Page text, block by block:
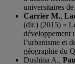
universitaires
Carrier M.,
(dir.) (2015) «
développement
l’urbanisme et
géographie du
Dushina A.,